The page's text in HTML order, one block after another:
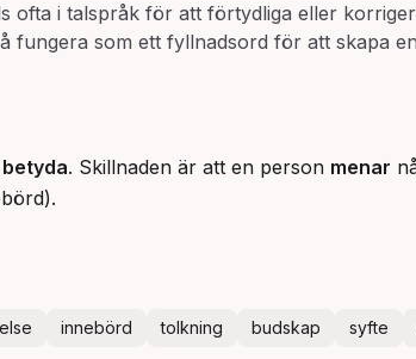
ofta i talspråk för att förtydliga eller
fungera som ett fyllnadsord för att skapa
betyda. Skillnaden är att en person menar
innebörd tolkning budskap syfte